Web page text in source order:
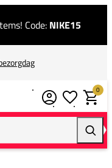
Code: NIKE15
0